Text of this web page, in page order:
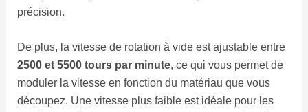
précision.
De plus, la vitesse de rotation à vide est ajustable entre
2500 et 5500 tours par minute, ce qui vous permet de
moduler la vitesse en fonction du matériau que vous
découpez. Une vitesse plus faible est idéale pour les